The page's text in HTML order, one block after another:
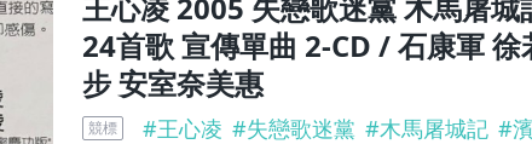
24首歌 宣傳單曲 2-CD / 石康軍
步 安室奈美惠
競標 #王心凌 #失戀歌迷黨 #木馬屠城記 #